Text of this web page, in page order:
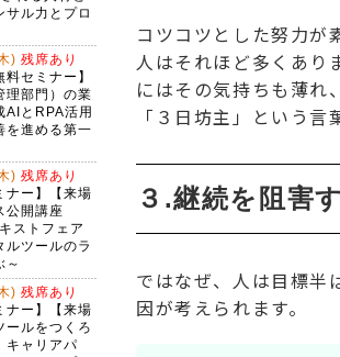
コツコツとした努力が
人はそれほど多くあり
にはその気持ちも薄れ
「３日坊主」という
３.継続を阻害
ではなぜ、人は目標半
因が考えられます。